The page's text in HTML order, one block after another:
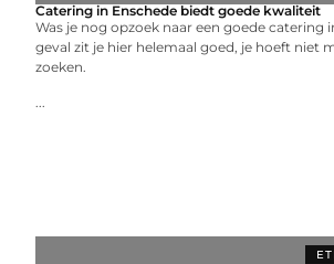
Catering in Enschede biedt goede kwaliteit
Was je nog opzoek naar een goede catering
geval zit je hier helemaal goed, je hoeft niet
zoeken.
...